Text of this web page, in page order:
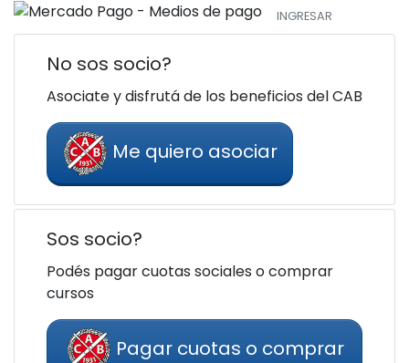
INGRESAR
No sos socio?
Asociate y disfrutá de los beneficios del CAB
Me quiero asociar
Sos socio?
Podés pagar cuotas sociales o comprar
cursos
Pagar cuotas o comprar